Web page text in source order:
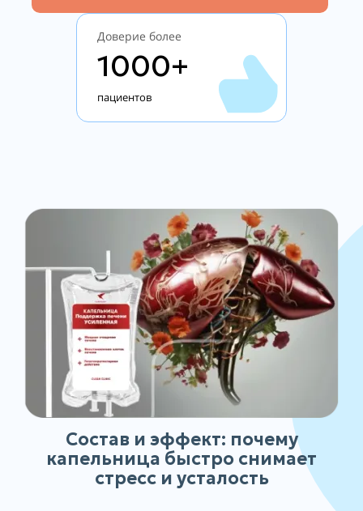
Доверие более
1000+
пациентов
Состав и эффект: почему
капельница быстро снимает
стресс и усталость